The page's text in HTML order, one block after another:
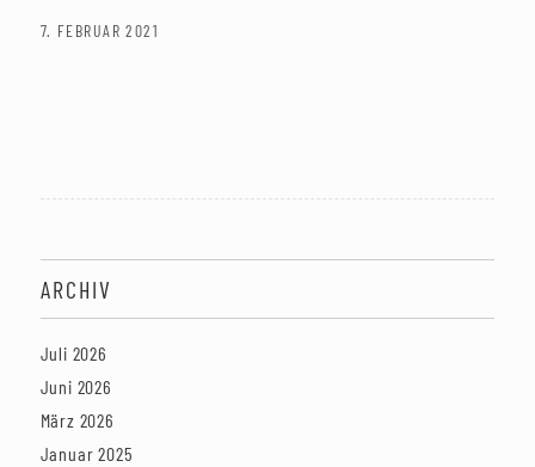
7. FEBRUAR 2021
ARCHIV
Juli 2026
Juni 2026
März 2026
Januar 2025